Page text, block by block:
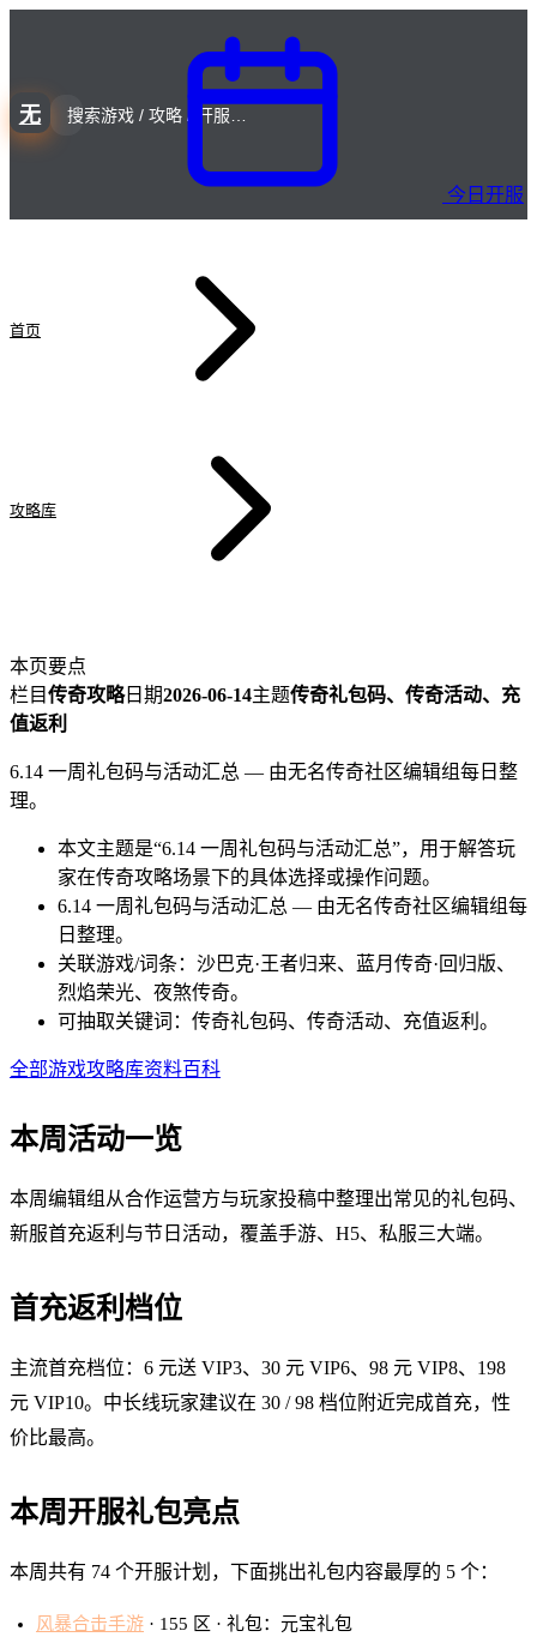
无
今日开服
首页
攻略库
本页要点
栏目传奇攻略日期2026-06-14主题传奇礼包码、传奇活动、充
值返利
6.14 一周礼包码与活动汇总 — 由无名传奇社区编辑组每日整
理。
本文主题是“6.14 一周礼包码与活动汇总”，用于解答玩
家在传奇攻略场景下的具体选择或操作问题。
6.14 一周礼包码与活动汇总 — 由无名传奇社区编辑组每
日整理。
关联游戏/词条：沙巴克·王者归来、蓝月传奇·回归版、
烈焰荣光、夜煞传奇。
可抽取关键词：传奇礼包码、传奇活动、充值返利。
全部游戏攻略库资料百科
本周活动一览
本周编辑组从合作运营方与玩家投稿中整理出常见的礼包码、
新服首充返利与节日活动，覆盖手游、H5、私服三大端。
首充返利档位
主流首充档位：6 元送 VIP3、30 元 VIP6、98 元 VIP8、198
元 VIP10。中长线玩家建议在 30 / 98 档位附近完成首充，性
价比最高。
本周开服礼包亮点
本周共有 74 个开服计划，下面挑出礼包内容最厚的 5 个：
风暴合击手游 · 155 区 · 礼包：元宝礼包